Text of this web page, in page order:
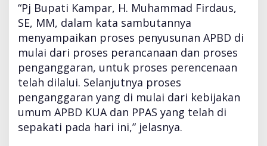
e
s
e
p
a
k
a
t
a
n
K
“Pj Bupati Kampar, H. Muhammad Firdaus,
SE, MM, dalam kata sambutannya
menyampaikan proses penyusunan APBD di
mulai dari proses perancanaan dan proses
penganggaran, untuk proses perencenaan
telah dilalui. Selanjutnya proses
penganggaran yang di mulai dari kebijakan
umum APBD KUA dan PPAS yang telah di
sepakati pada hari ini,” jelasnya.